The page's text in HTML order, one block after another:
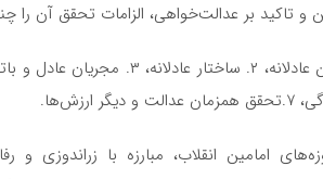
و تاکید بر عدالت‌خواهی، الزامات تحقق آن را
ارزش‌ها.
امامین انقلاب، مبارزه با